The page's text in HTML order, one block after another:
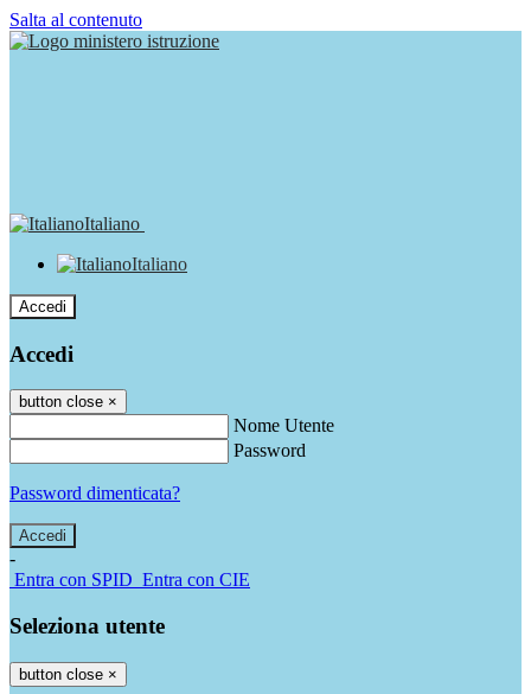
Salta al contenuto
Italiano
Italiano
Accedi
Accedi
button close ×
Nome Utente
Password
Password dimenticata?
-
Entra con SPID Entra con CIE
Seleziona utente
button close ×